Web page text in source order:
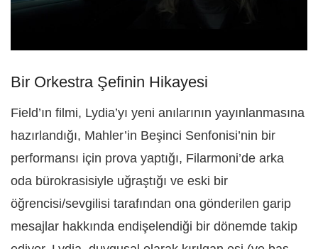
Bir Orkestra Şefinin Hikayesi
Field’ın filmi, Lydia’yı yeni anılarının yayınlanmasına
hazırlandığı, Mahler’in Beşinci Senfonisi’nin bir
performansı için prova yaptığı, Filarmoni’de arka
oda bürokrasisiyle uğraştığı ve eski bir
öğrencisi/sevgilisi tarafından ona gönderilen garip
mesajlar hakkında endişelendiği bir dönemde takip